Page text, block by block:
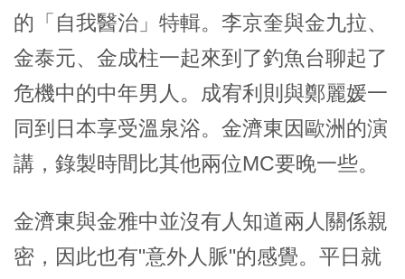
的「自我醫治」特輯。李京奎與金九拉、
金泰元、金成柱一起來到了釣魚台聊起了
危機中的中年男人。成宥利則與鄭麗媛一
同到日本享受溫泉浴。金濟東因歐洲的演
講，錄製時間比其他兩位MC要晚一些。
金濟東與金雅中並沒有人知道兩人關係親
密，因此也有"意外人脈"的感覺。平日就